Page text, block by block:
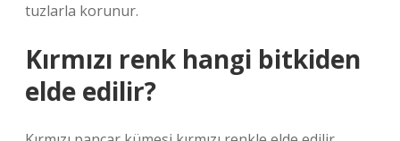
tuzlarla korunur.
Kırmızı renk hangi bitkiden
elde edilir?